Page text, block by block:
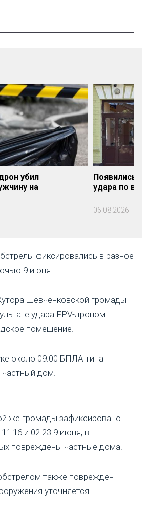
убил
на
Появились
удара по
06.08.2026
фиксировались в разное
9 июня.
Шевченковской громады
удара FPV-дроном
помещение.
около 09:00 БПЛА типа
дом.
же громады зафиксировано
и 02:23 9 июня, в
повреждены частные дома.
также поврежден
уточняется.